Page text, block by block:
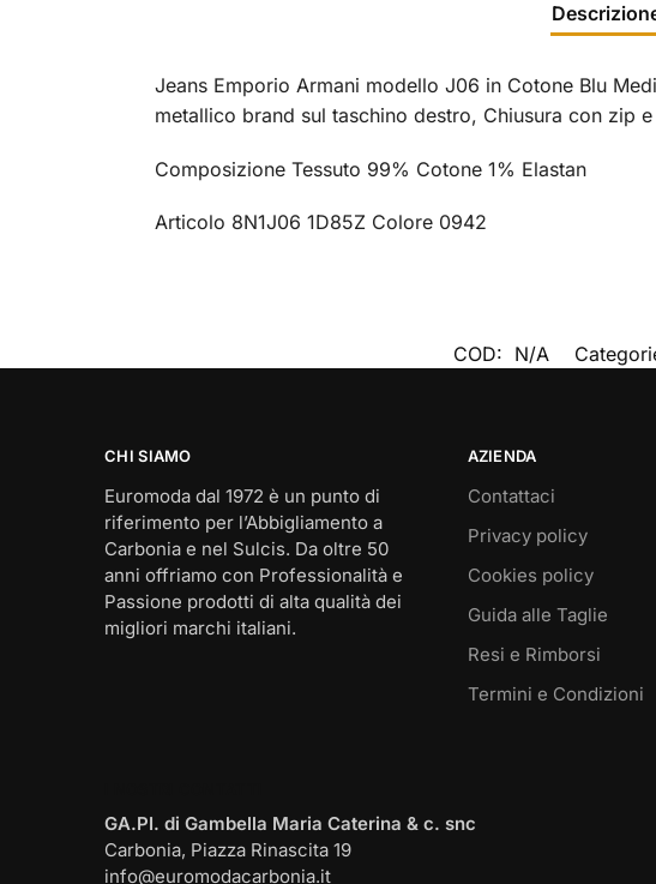
Jeans Emporio Armani modello J06 in Cotone Blu
metallico brand sul taschino destro, Chiusura con zip
Composizione Tessuto 99% Cotone 1% Elastan
Articolo 8N1J06 1D85Z Colore 0942
COD: N/A
CHI SIAMO
Euromoda dal 1972 è un punto di
riferimento per l’Abbigliamento a
Carbonia e nel Sulcis. Da oltre 50
anni offriamo con Professionalità e
Passione prodotti di alta qualità dei
migliori marchi italiani.
AZIENDA
Contattaci
Privacy policy
Cookies policy
Guida alle Taglie
Resi e Rimborsi
Termini e Condizioni
GA.PI. di Gambella Maria Caterina & c. snc
Carbonia, Piazza Rinascita 19
info@euromodacarbonia.it